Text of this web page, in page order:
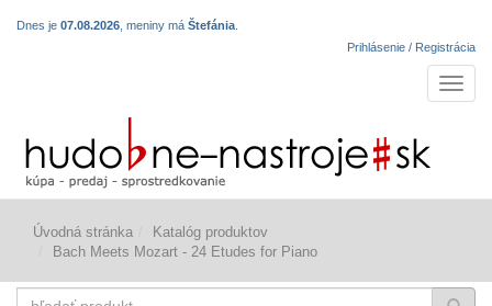
Dnes je 07.08.2026 , meniny má Štefánia
Prihlásenie / Registrácia
Úvodná stránka
Katalóg produktov
Bach Meets Mozart - 24 Etudes for Piano